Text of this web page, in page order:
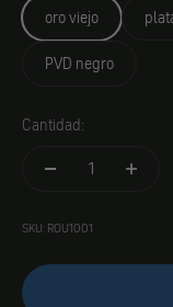
oro viejo
PVD negro
Cantidad:
SKU: ROU1001